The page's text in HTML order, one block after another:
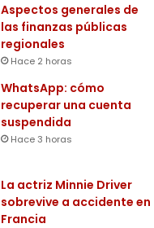
Aspectos generales de
las finanzas públicas
regionales
Hace 2 horas
WhatsApp: cómo
recuperar una cuenta
suspendida
Hace 3 horas
La actriz Minnie Driver
sobrevive a accidente en
Francia